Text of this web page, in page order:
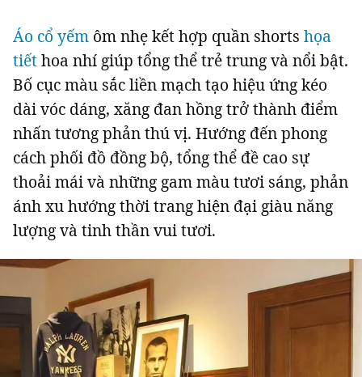
Áo cổ yếm ôm nhẹ kết hợp quần shorts họa
tiếthoa nhí giúp tổng thể trẻ trung và nổi bật.
Bố cục màu sắc liền mạch tạo hiệu ứng kéo
dài vóc dáng, xăng đan hồng trở thành điểm
nhấn tương phản thú vị. Hướng đến phong
cách phối đồ đồng bộ, tổng thể đề cao sự
thoải mái và những gam màu tươi sáng, phản
ánh xu hướng thời trang hiện đại giàu năng
lượng và tinh thần vui tươi.